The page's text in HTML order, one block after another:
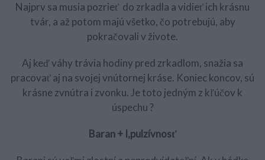
Najprv sa musia pozrieť do zrkadla a vidieť ich krásnu
tvár, a až potom majú všetko, čo potrebujú, aby
pokračovali v živote.
Aj keď váhy trávia hodiny pred zrkadlom, snažia sa
pracovať aj na svojej vnútornej kráse. Koniec koncov, sú
krásne zvnútra i zvonku. Je toto jedným z kľúčov k
úspechu ?
Baran + I,pulzívnosť